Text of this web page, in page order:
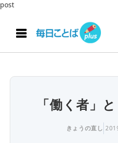
post
「働く者」
きょうの直し